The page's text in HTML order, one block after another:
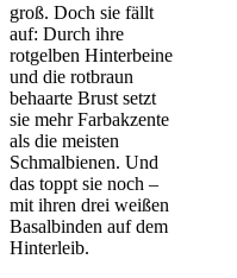
groß. Doch sie fällt
auf: Durch ihre
rotgelben Hinterbeine
und die rotbraun
behaarte Brust setzt
sie mehr Farbakzente
als die meisten
Schmalbienen. Und
das toppt sie noch –
mit ihren drei weißen
Basalbinden auf dem
Hinterleib.